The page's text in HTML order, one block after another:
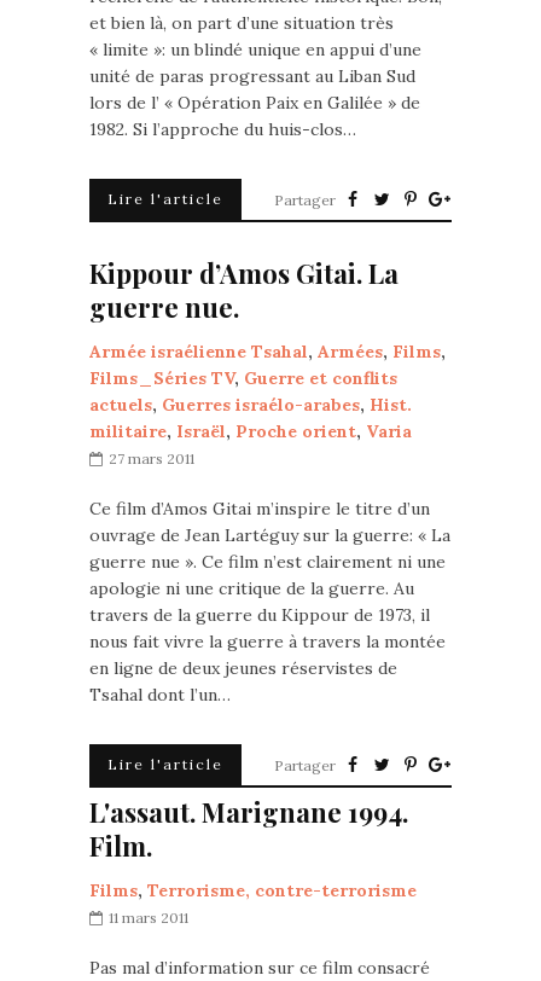
et bien là, on part d’une situation très
« limite »: un blindé unique en appui d’une
unité de paras progressant au Liban Sud
lors de l’ « Opération Paix en Galilée » de
1982. Si l’approche du huis-clos…
Lire l'article Partager
Kippour d’Amos Gitai. La
guerre nue.
Armée israélienne Tsahal, Armées, Films,
Films_Séries TV, Guerre et conflits
actuels, Guerres israélo-arabes, Hist.
militaire, Israël, Proche orient, Varia
27 mars 2011
Ce film d’Amos Gitai m’inspire le titre d’un
ouvrage de Jean Lartéguy sur la guerre: « La
guerre nue ». Ce film n’est clairement ni une
apologie ni une critique de la guerre. Au
travers de la guerre du Kippour de 1973, il
nous fait vivre la guerre à travers la montée
en ligne de deux jeunes réservistes de
Tsahal dont l’un…
Lire l'article Partager
L'assaut. Marignane 1994.
Film.
Films, Terrorisme, contre-terrorisme
11 mars 2011
Pas mal d’information sur ce film consacré